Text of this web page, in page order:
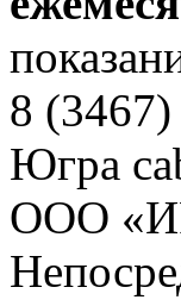
8
Югра
ООО